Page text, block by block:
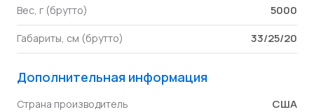
Вес, г (брутто) 5000
Габариты, см (брутто) 33/25/20
Дополнительная информация
Страна производитель США